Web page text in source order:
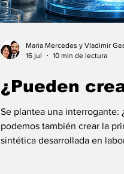
¿Pueden
Se plantea una interrogante:
podemos también crear la
sintética desarrollada en
Maria Mercedes y Vladimir
16 jul
10 min de lectura